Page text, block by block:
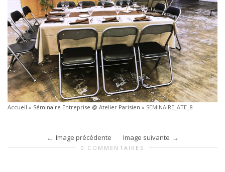
Accueil » Séminaire Entreprise @ Atelier Parisien » SEMINAIRE_ATE_8
Image précédente Image suivante
0 COMMENTAIRES